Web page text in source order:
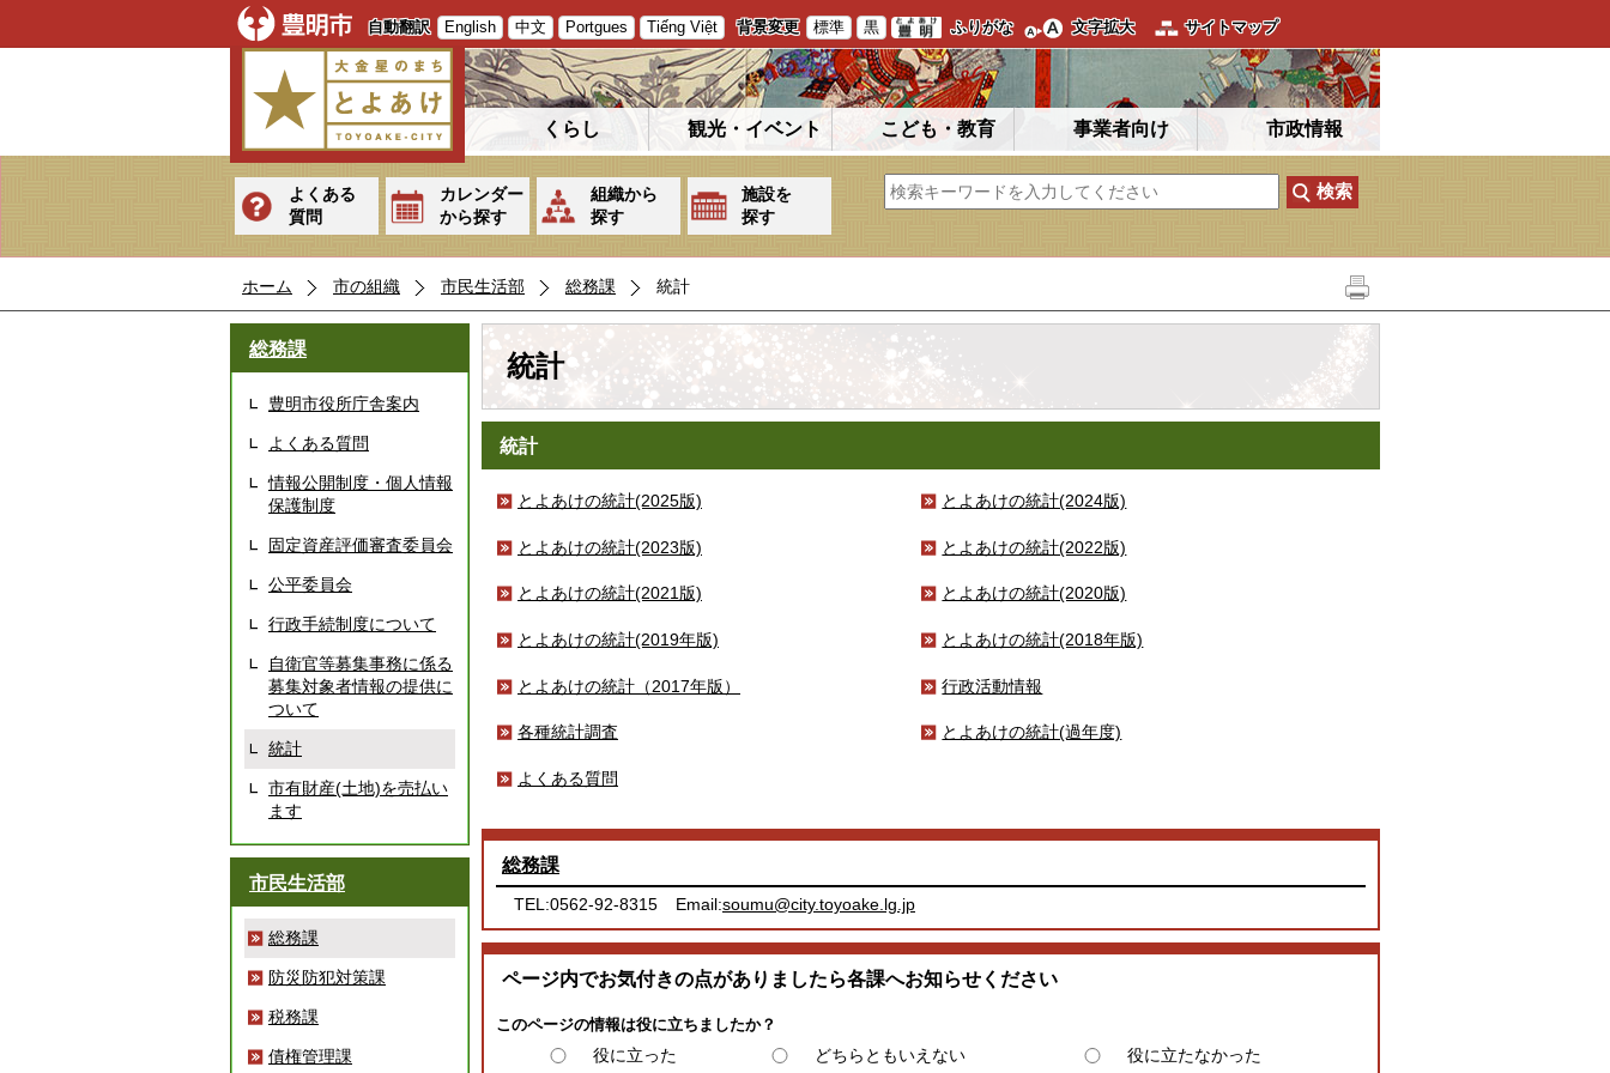
自動翻訳 English 中文 Portgues Tiếng Việt 背景変更 標準 黒 ふりがな 文字拡大 サイトマップ
くらし 観光・イベント こども・教育 事業者向け 市政情報
よくある
質問
カレンダー
から探す
組織から
探す
施設を
探す
ホーム 市の組織 市民生活部 総務課 統計
総務課
豊明市役所庁舎案内
よくある質問
情報公開制度・個人情報
保護制度
固定資産評価審査委員会
公平委員会
行政手続制度について
自衛官等募集事務に係る
募集対象者情報の提供に
ついて
統計
市有財産(土地)を売払い
ます
市民生活部
総務課
防災防犯対策課
税務課
債権管理課
統計
統計
とよあけの統計(2025版) とよあけの統計(2024版)
とよあけの統計(2023版) とよあけの統計(2022版)
とよあけの統計(2021版) とよあけの統計(2020版)
とよあけの統計(2019年版) とよあけの統計(2018年版)
とよあけの統計（2017年版） 行政活動情報
各種統計調査 とよあけの統計(過年度)
よくある質問
総務課
TEL:0562-92-8315 Email:soumu@city.toyoake.lg.jp
ページ内でお気付きの点がありましたら各課へお知らせください
このページの情報は役に立ちましたか？
役に立った どちらともいえない 役に立たなかった